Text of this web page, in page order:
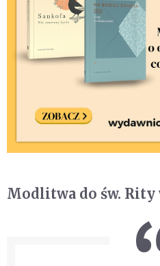
Modlitwa do św.